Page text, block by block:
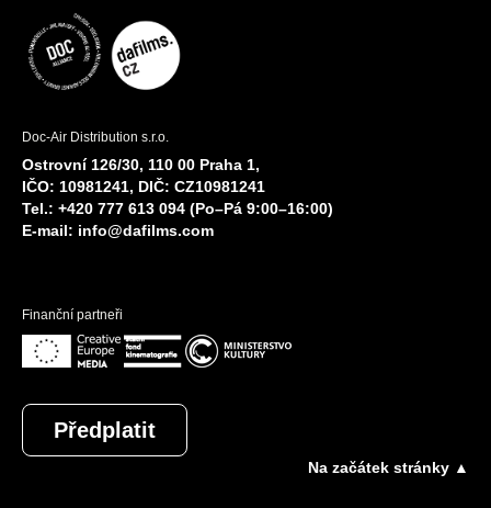
Doc-Air Distribution s.r.o.
Ostrovní 126/30, 110 00 Praha 1,
IČO: 10981241, DIČ: CZ10981241
Tel.: +420 777 613 094 (Po–Pá 9:00–16:00)
E-mail: info@dafilms.com
Finanční partneři
Předplatit
Na začátek stránky ▲